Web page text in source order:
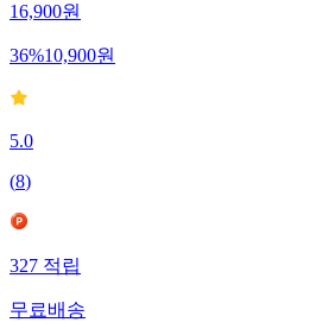
16,900원
36%10,900원
5.0
(8)
327 적립
무료배송